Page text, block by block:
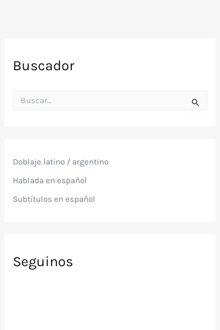
Buscador
o
:
Doblaje latino / argentino
Hablada en español
Subtítulos en español
Seguinos